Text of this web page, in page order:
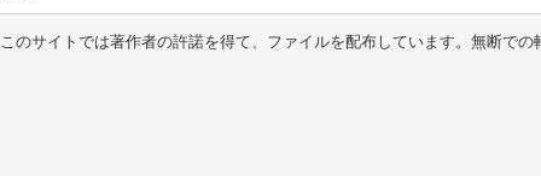
このサイトでは著作者の許諾を得て、ファイルを配布しています。無断での